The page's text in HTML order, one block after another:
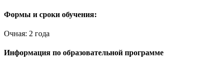
Формы и сроки обучения:
Очная: 2 года
Информация по образовательной программе